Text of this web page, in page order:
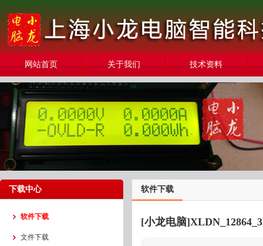
网站首页 关于我们 技术资料
下载中心
软件下载
文件下载
软件下载
[小龙电脑